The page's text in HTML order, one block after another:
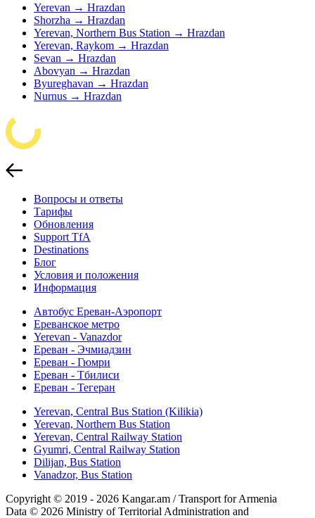
Yerevan → Hrazdan
Shorzha → Hrazdan
Yerevan, Northern Bus Station → Hrazdan
Yerevan, Raykom → Hrazdan
Sevan → Hrazdan
Abovyan → Hrazdan
Byureghavan → Hrazdan
Nurnus → Hrazdan
Вопросы и ответы
Тарифы
Обновления
Support TfA
Destinations
Блог
Условия и положения
Информация
Автобус Ереван-Аэропорт
Ереванское метро
Yerevan - Vanazdor
Ереван - Эчмиадзин
Ереван - Гюмри
Ереван - Тбилиси
Ереван - Тегеран
Yerevan, Central Bus Station (Kilikia)
Yerevan, Northern Bus Station
Yerevan, Central Railway Station
Gyumri, Central Railway Station
Dilijan, Bus Station
Vanadzor, Bus Station
Copyright © 2019 - 2026 Kangar.am / Transport for Armenia
Data © 2026 Ministry of Territorial Administration and